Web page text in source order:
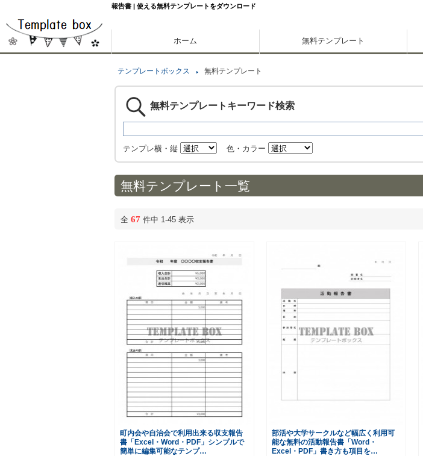
報告書 | 使える無料テンプレートをダウンロード
ホーム 無料テンプレート
テンプレートボックス 無料テンプレート
無料テンプレートキーワード検索
テンプレ横・縦 色・カラー
無料テンプレート一覧
全 67 件中 1-45 表示
町内会や自治会で利用出来る収支報告
書「Excel・Word・PDF」シンプルで
簡単に編集可能なテンプ…
部活や大学サークルなど幅広く利用可
能な無料の活動報告書「Word・
Excel・PDF」書き方も項目を…